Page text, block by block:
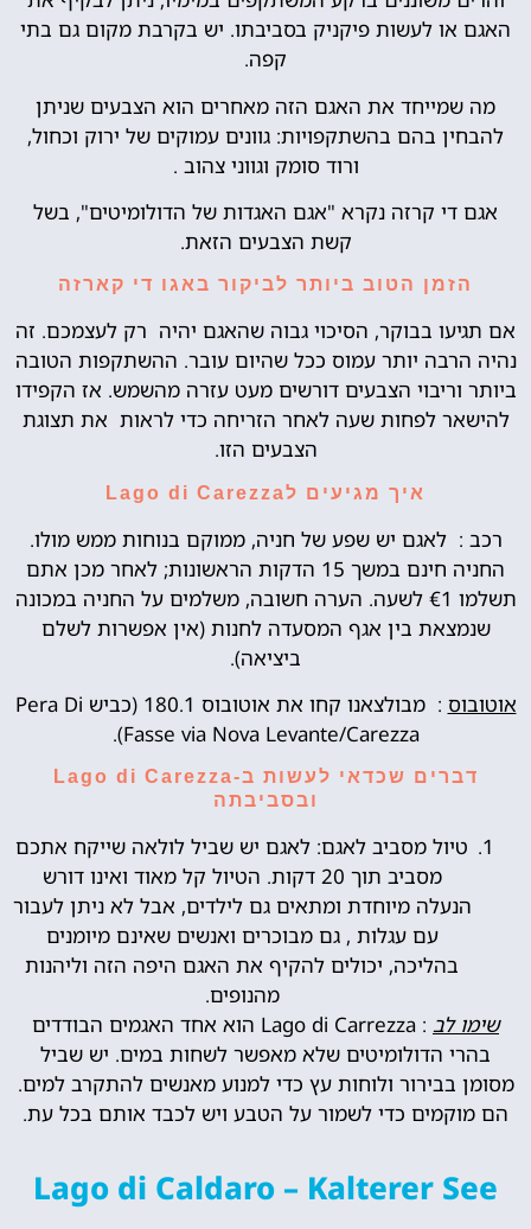
האגם או לעשות פיקניק בסביבתו. יש בקרבת מקום גם בתי
קפה.
מה שמייחד את האגם הזה מאחרים הוא הצבעים שניתן
להבחין בהם בהשתקפויות: גוונים עמוקים של ירוק וכחול,
ורוד סומק וגווני צהוב .
אגם די קרזה נקרא "אגם האגדות של הדולומיטים", בשל
קשת הצבעים הזאת.
הזמן הטוב ביותר לביקור באגו די קארזה
אם תגיעו בבוקר, הסיכוי גבוה שהאגם ​​יהיה רק לעצמכם. זה
נהיה הרבה יותר עמוס ככל שהיום עובר. ההשתקפות הטובה
ביותר וריבוי הצבעים דורשים מעט עזרה מהשמש. אז הקפידו
להישאר לפחות שעה לאחר הזריחה כדי לראות את תצוגת
הצבעים הזו.
איך מגיעים לLago di Carezza
רכב : לאגם יש שפע של חניה, ממוקם בנוחות ממש מולו.
החניה חינם במשך 15 הדקות הראשונות; לאחר מכן אתם
תשלמו €1 לשעה. הערה חשובה, משלמים על החניה במכונה
שנמצאת בין אגף המסעדה לחנות (אין אפשרות לשלם
ביציאה).
אוטובוס
: מבולצאנו קחו את אוטובוס 180.1 (כביש Pera Di
Fasse via Nova Levante/Carezza).
דברים שכדאי לעשות ב-Lago di Carezza
ובסביבתה
טיול מסביב לאגם: לאגם יש שביל לולאה שייקח אתכם
מסביב תוך 20 דקות. הטיול קל מאוד ואינו דורש
הנעלה מיוחדת ומתאים גם לילדים, אבל לא ניתן לעבור
עם עגלות , גם מבוכרים ואנשים שאינם מיומנים
בהליכה, יכולים להקיף את האגם היפה הזה וליהנות
מהנופים.
שימו לב
: Lago di Carrezza הוא אחד האגמים הבודדים
בהרי הדולומיטים שלא מאפשר לשחות במים. יש שביל
מסומן בבירור ולוחות עץ כדי למנוע מאנשים להתקרב למים.
הם מוקמים כדי לשמור על הטבע ויש לכבד אותם בכל עת.
Lago di Caldaro – Kalterer See